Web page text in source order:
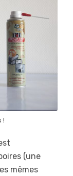
!
(une
mêmes